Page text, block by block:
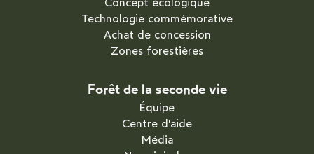
Technologie commémorative
Achat de concession
Zones forestières
Forêt de la seconde vie
Équipe
Centre d'aide
Média